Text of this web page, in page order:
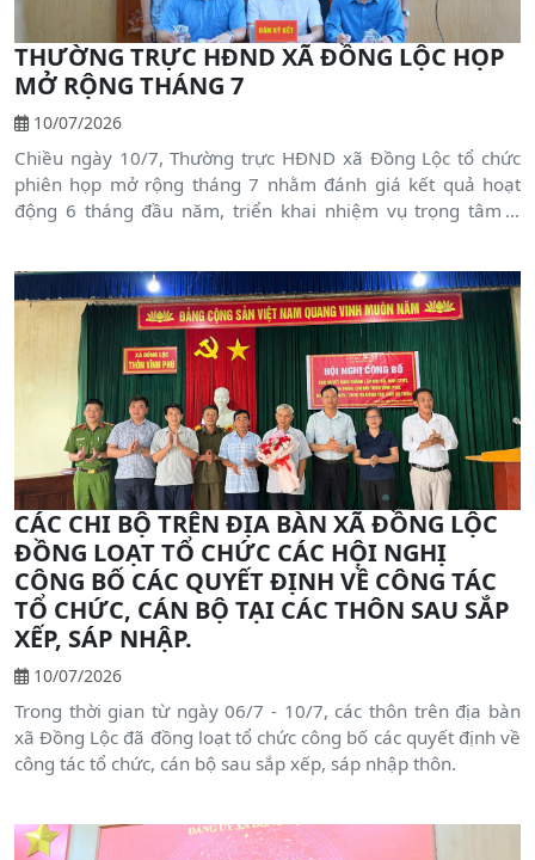
THƯỜNG TRỰC HĐND XÃ ĐỒNG LỘC HỌP
MỞ RỘNG THÁNG 7
10/07/2026
Chiều ngày 10/7, Thường trực HĐND xã Đồng Lộc tổ chức
phiên họp mở rộng tháng 7 nhằm đánh giá kết quả hoạt
động 6 tháng đầu năm, triển khai nhiệm vụ trọng tâm 6
II, nhiệm kỳ 2026 – 2031. Triển khai ký kết quy chế phối hợp
hoạt động giữa HĐND, UBND và Ủy ban MTTQ. Đồng chí
Dương Văn Tuấn - Bí thư Đảng ủy, Chủ tịch HĐND xã và
đồng chí Bùi Huy Thọ - Phó Chủ tịch HĐND xã chủ trì hội
nghị. Dự hội nghị có lãnh đạo UBND xã, lãnh đạo Ủy ban
MTTQ Việt Nam xã, Trưởng, Phó các Ban HĐND.
CÁC CHI BỘ TRÊN ĐỊA BÀN XÃ ĐỒNG LỘC
ĐỒNG LOẠT TỔ CHỨC CÁC HỘI NGHỊ
CÔNG BỐ CÁC QUYẾT ĐỊNH VỀ CÔNG TÁC
TỔ CHỨC, CÁN BỘ TẠI CÁC THÔN SAU SẮP
XẾP, SÁP NHẬP.
10/07/2026
Trong thời gian từ ngày 06/7 - 10/7, các thôn trên địa bàn
xã Đồng Lộc đã đồng loạt tổ chức công bố các quyết định về
công tác tổ chức, cán bộ sau sắp xếp, sáp nhập thôn.